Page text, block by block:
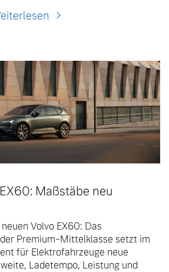
Maßstäbe neu
Volvo EX60: Das
Premium-Mittelklasse setzt im
für Elektrofahrzeuge neue
Ladetempo, Leistung und